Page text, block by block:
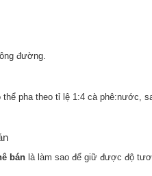
đường.
thể pha theo tỉ lệ 1:4 cà phê:nước,
bánlà làm sao để giữ được độ